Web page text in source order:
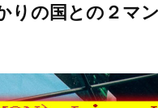
りの国との２マ